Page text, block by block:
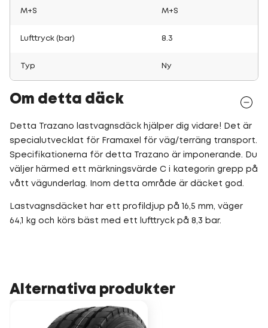
M+S M+S
Lufttryck (bar) 8.3
Typ Ny
Om detta däck
Detta Trazano lastvagnsdäck hjälper dig vidare! Det är
specialutvecklat för Framaxel för väg/terräng transport.
Specifikationerna för detta Trazano är imponerande. Du
väljer härmed ett märkningsvärde C i kategorin grepp på
vått vägunderlag. Inom detta område är däcket god.
Lastvagnsdäcket har ett profildjup på 16,5 mm, väger
64,1 kg och körs bäst med ett lufttryck på 8,3 bar.
Alternativa produkter